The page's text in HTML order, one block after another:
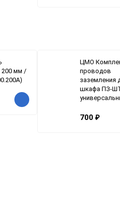
200 мм /
ЦМО
проводов
заземления
шкафа ПЗ-
700 ₽